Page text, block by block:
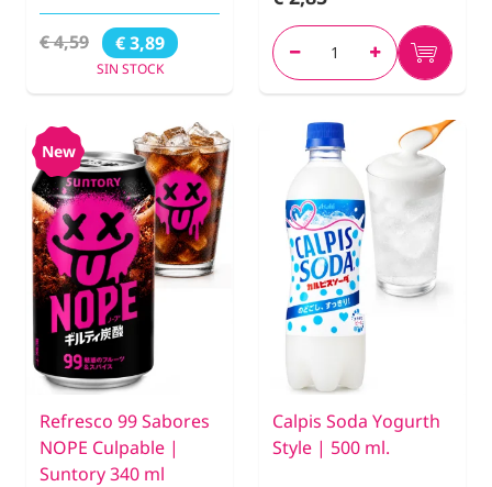
€ 4,59 € 3,89
SIN STOCK
New
Refresco 99 Sabores
NOPE Culpable |
Suntory 340 ml
Calpis Soda Yogurth
Style | 500 ml.